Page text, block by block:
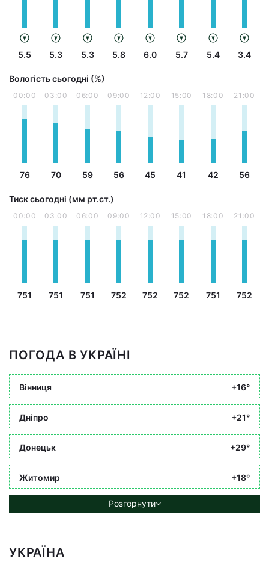
5.5 5.3 5.3 5.8 6.0 5.7 5.4 3.4
Вологість сьогодні (%)
00:00
76
03:00
70
06:00
59
09:00
56
12:00
45
15:00
41
18:00
42
21:00
56
Тиск сьогодні (мм рт.ст.)
00:00
751
03:00
751
06:00
751
09:00
752
12:00
752
15:00
752
18:00
751
21:00
752
ПОГОДА В УКРАЇНІ
Вінниця +16°
Дніпро +21°
Донецьк +29°
Житомир +18°
Розгорнути
УКРАЇНА